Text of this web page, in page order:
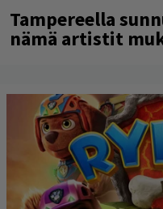
Tampereella
nämä artistit